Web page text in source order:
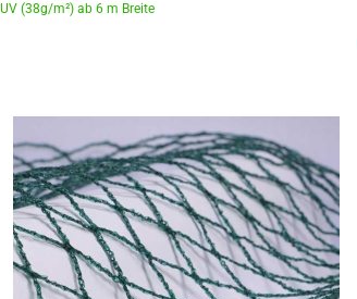
Zubehör
(38g/m²) ab 6 m Breite